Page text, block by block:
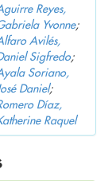
Reyes,
Yvonne;
Avilés,
Sigfredo;
Soriano,
Daniel;
Díaz,
Raquel